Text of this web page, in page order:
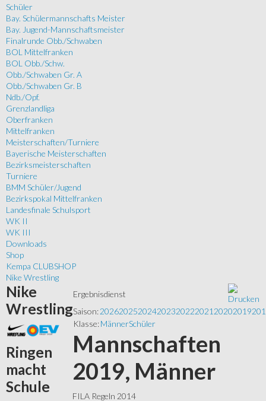
Schüler
Bay. Schülermannschafts Meister
Bay. Jugend-Mannschaftsmeister
Finalrunde Obb./Schwaben
BOL Mittelfranken
BOL Obb./Schw.
Obb./Schwaben Gr. A
Obb./Schwaben Gr. B
Ndb./Opf.
Grenzlandliga
Oberfranken
Mittelfranken
Meisterschaften/Turniere
Bayerische Meisterschaften
Bezirksmeisterschaften
Turniere
BMM Schüler/Jugend
Bezirkspokal Mittelfranken
Landesfinale Schulsport
WK II
WK III
Downloads
Shop
Kempa CLUBSHOP
Nike Wrestling
Ergebnisdienst
Saison:202620252024202320222021 20202019
Klasse:MännerSchüler
Mannschaften
2019, Männer
FILA Regeln 2014
Nike
Wrestling
Ringen
macht
Schule